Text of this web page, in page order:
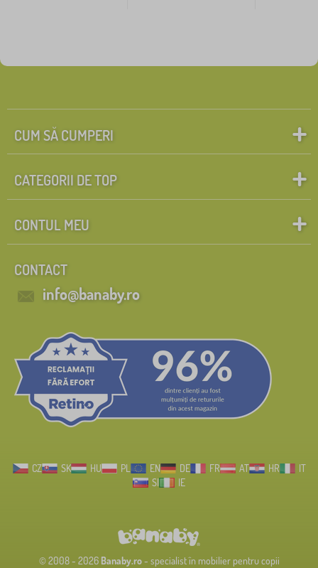
CUM SĂ CUMPERI
CATEGORII DE TOP
CONTUL MEU
CONTACT
info@banaby.ro
CZ SK HU PL EN DE FR AT HR
IT
SI
IE
© 2008 - 2026 Banaby.ro- specialist în mobilier pentru copii